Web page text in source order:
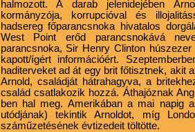
halmozott. A darab jelenidejében
kormányzója, korrupcióval és
hadsereg főparancsnoka hivatalos
West Point erőd parancsnokává
parancsnoka, Sir Henry Clinton
kapott/ígért információért.
haditerveket ad át egy brit főtisztnek, akit
Arnold, családját hátrahagyva, a
család csatlakozik hozzá. Áthajóznak
ben hal meg. Amerikában a mai napig
utódjának) tekintik Arnoldot, míg
száműzetésének évtizedeit töltötte.